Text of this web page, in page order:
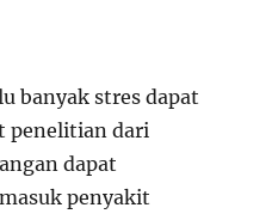
banyak stres dapat
penelitian dari
dapat
penyakit